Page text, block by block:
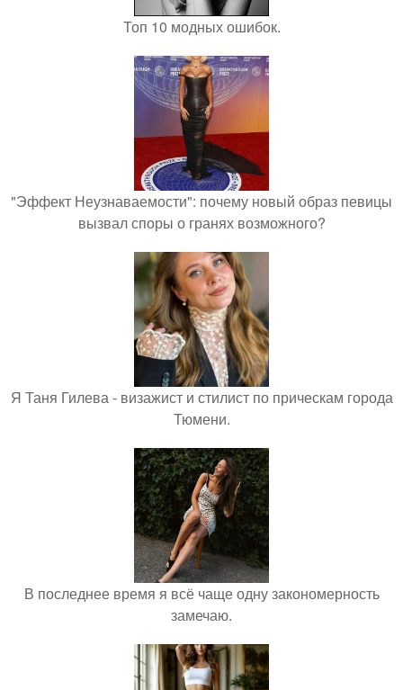
Топ 10 модных ошибок.
"Эффект Неузнаваемости": почему новый образ певицы
вызвал споры о гранях возможного?
Я Таня Гилева - визажист и стилист по прическам города
Тюмени.
В последнее время я всё чаще одну закономерность
замечаю.